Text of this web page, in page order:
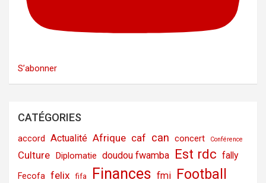
S’abonner
CATÉGORIES
accord Actualité Afrique caf can concert Conférence
Culture Diplomatie doudou fwamba Est rdc fally
Fecofa felix fifa Finances fmi Football